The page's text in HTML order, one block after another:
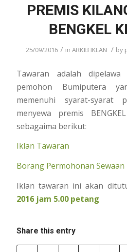
PREMIS
BENGKEL
25/09/2016 / in ARKIB IKLAN / by
Tawaran adalah dipelawa
pemohon Bumiputera
memenuhi syarat-syarat
menyewa premis
sebagaima berikut:
Iklan Tawaran
Borang Permohonan Sewaan
Iklan tawaran ini akan
2016 jam 5.00 petang
Share this entry